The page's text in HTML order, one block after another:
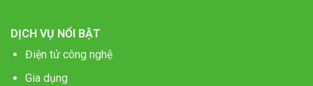
DỊCH VỤ NỔI BẬT
Điện tử công nghệ
Gia dụng